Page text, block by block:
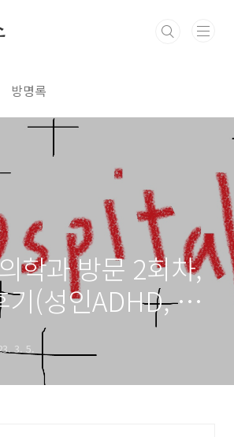
방명록
학과 방문 2회차,
기(성인ADHD, 불
3. 5.